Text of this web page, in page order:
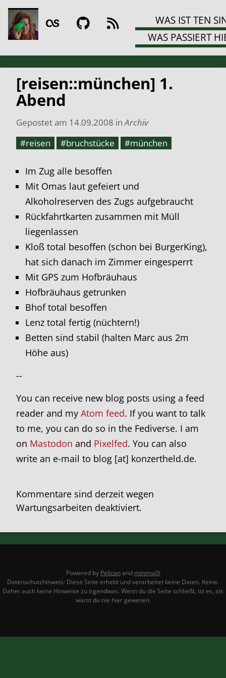
WAS IST TEN
WAS PASSIERT
[reisen::münchen] 1.
Abend
Gepostet am 14.09.2008 inArchiv
#reisen
#bruchstücke #münchen
Im Zug alle besoffen
Mit Omas laut gefeiert und
Alkoholreserven des Zugs aufgebraucht
Rückfahrtkarten zusammen mit Müll
liegenlassen
Kloß total besoffen (schon bei BurgerKing),
hat sich danach im Zimmer eingesperrt
Mit GPS zum Hofbräuhaus
Hofbräuhaus getrunken
Bhof total besoffen
Lenz total fertig (nüchtern!)
Betten sind stabil (halten Marc aus 2m
Höhe aus)
--
You can receive new blog posts using a feed
reader and my Atom feed. If you want to talk
to me, you can do so in the Fediverse. I am
on Mastodon and Pixelfed. You can also
write an e-mail to blog [at] konzertheld.de.
Kommentare sind derzeit wegen
Wartungsarbeiten deaktiviert.
Powered by Pelicanand minimalX
Datenschutzhinweis: Diese Seite erhebt und verarbeitet keine Daten. Keine.
Daher auch keine Hinweise zu irgendwas. Wenn du die Seite schließt, ist es, als
wärst du nie hier gewesen.